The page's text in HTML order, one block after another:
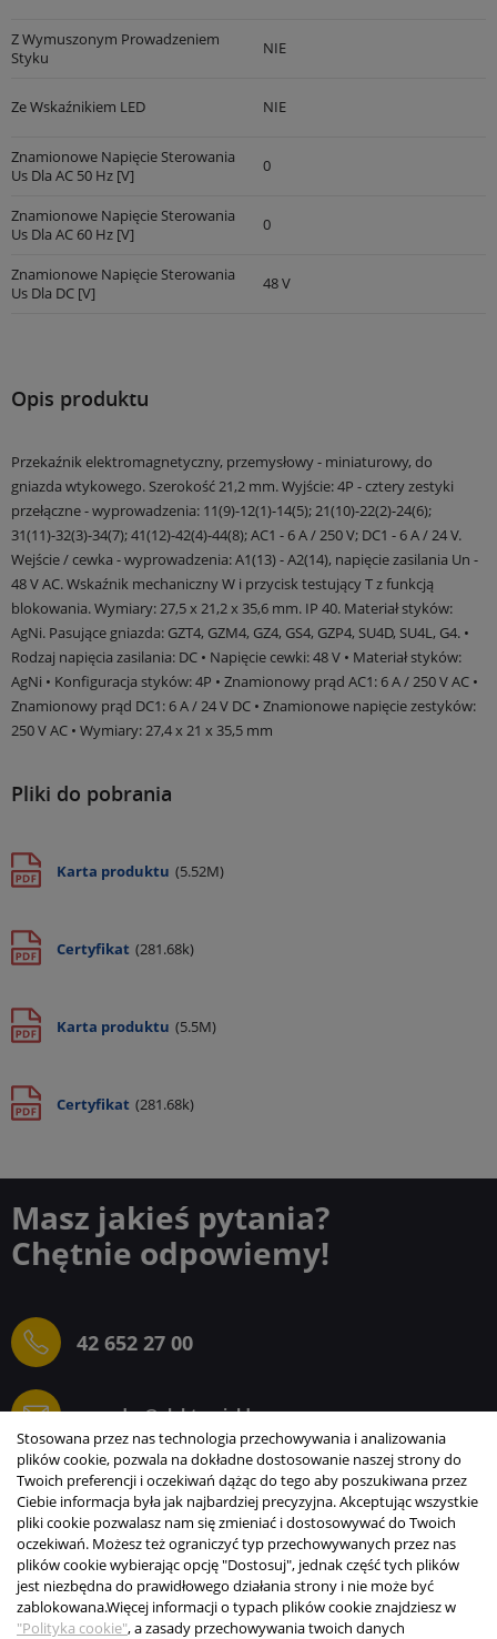
Z Wymuszonym Prowadzeniem
Styku
NIE
Ze Wskaźnikiem LED NIE
Znamionowe Napięcie Sterowania
Us Dla AC 50 Hz [V]
0
Znamionowe Napięcie Sterowania
Us Dla AC 60 Hz [V]
0
Znamionowe Napięcie Sterowania
Us Dla DC [V]
48 V
Opis produktu
Przekaźnik elektromagnetyczny, przemysłowy - miniaturowy, do
gniazda wtykowego. Szerokość 21,2 mm. Wyjście: 4P - cztery zestyki
przełączne - wyprowadzenia: 11(9)-12(1)-14(5); 21(10)-22(2)-24(6);
31(11)-32(3)-34(7); 41(12)-42(4)-44(8); AC1 - 6 A / 250 V; DC1 - 6 A / 24 V.
Wejście / cewka - wyprowadzenia: A1(13) - A2(14), napięcie zasilania Un -
48 V AC. Wskaźnik mechaniczny W i przycisk testujący T z funkcją
blokowania. Wymiary: 27,5 x 21,2 x 35,6 mm. IP 40. Materiał styków:
AgNi. Pasujące gniazda: GZT4, GZM4, GZ4, GS4, GZP4, SU4D, SU4L, G4. •
Rodzaj napięcia zasilania: DC • Napięcie cewki: 48 V • Materiał styków:
AgNi • Konfiguracja styków: 4P • Znamionowy prąd AC1: 6 A / 250 V AC •
Znamionowy prąd DC1: 6 A / 24 V DC • Znamionowe napięcie zestyków:
250 V AC • Wymiary: 27,4 x 21 x 35,5 mm
Pliki do pobrania
Karta produktu (5.52M)
Certyfikat (281.68k)
Karta produktu (5.5M)
Certyfikat (281.68k)
Masz jakieś pytania?
Chętnie odpowiemy!
42 652 27 00
sprzedaz@elektrogielda.com
ELEKTROGIEŁDA SZ.ŻACZKIEWICZ; M.KARLIŃSKI
SP.J.
INFORMACJE
STREFA KLIENTA
Stosowana przez nas technologia przechowywania i analizowania
plików cookie, pozwala na dokładne dostosowanie naszej strony do
Twoich preferencji i oczekiwań dążąc do tego aby poszukiwana przez
Ciebie informacja była jak najbardziej precyzyjna. Akceptując wszystkie
pliki cookie pozwalasz nam się zmieniać i dostosowywać do Twoich
oczekiwań. Możesz też ograniczyć typ przechowywanych przez nas
plików cookie wybierając opcję "Dostosuj", jednak część tych plików
jest niezbędna do prawidłowego działania strony i nie może być
zablokowana.Więcej informacji o typach plików cookie znajdziesz w
"Polityka cookie", a zasady przechowywania twoich danych